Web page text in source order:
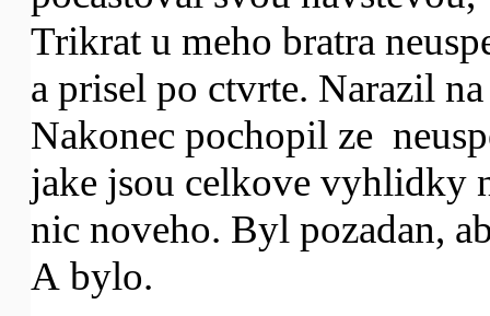
Trikrat u meho bratra
a prisel po ctvrte. Narazil
Nakonec pochopil ze
jake jsou celkove vyhlidky
nic noveho. Byl pozadan,
A bylo.